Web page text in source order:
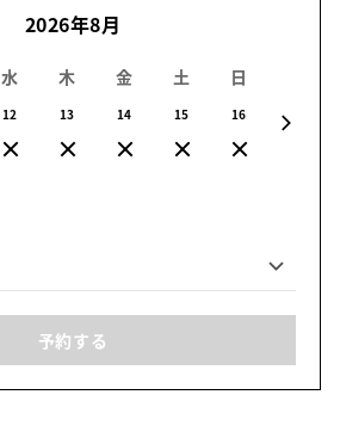
2026年8月
水
12
木
13
金
14
土
15
日
16
予約する